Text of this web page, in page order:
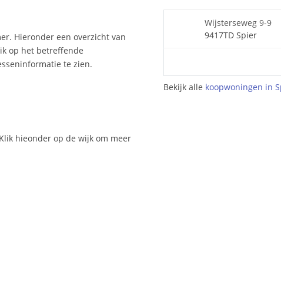
Hieronder een overzicht van
op het betreffende
te zien.
hieonder op de wijk om meer
Wijsterseweg 9-9
9417TD Spier
Bekijk alle koopwoningen in